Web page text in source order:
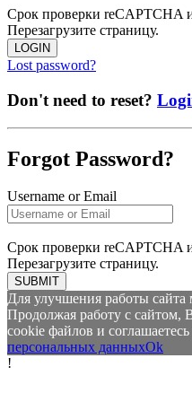
Срок проверки reCAPTCHA
Перезагрузите страницу.
LOGIN
Lost password?
Don't need to reset?
Forgot Password?
Username or Email
Срок проверки reCAPTCHA
Перезагрузите страницу.
SUBMIT
Для улучшения работы
Продолжая работу с сайтом,
cookie файлов и соглашаетесь
персональных данныхOk
!